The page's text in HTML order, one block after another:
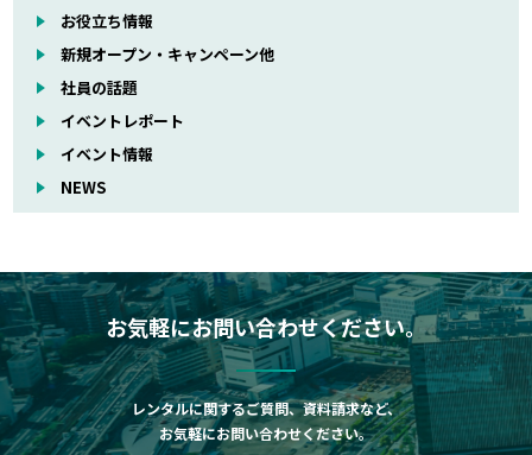
お役立ち情報
新規オープン・キャンペーン他
社員の話題
イベントレポート
イベント情報
NEWS
お気軽にお問い合わせください。
レンタルに関するご質問、資料請求など、
お気軽にお問い合わせください。